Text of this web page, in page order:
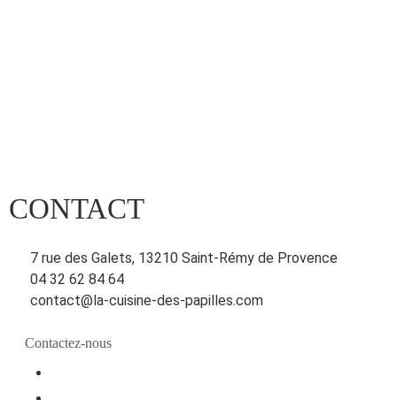
CONTACT
7 rue des Galets, 13210 Saint-Rémy de Provence
04 32 62 84 64
contact@la-cuisine-des-papilles.com
Contactez-nous